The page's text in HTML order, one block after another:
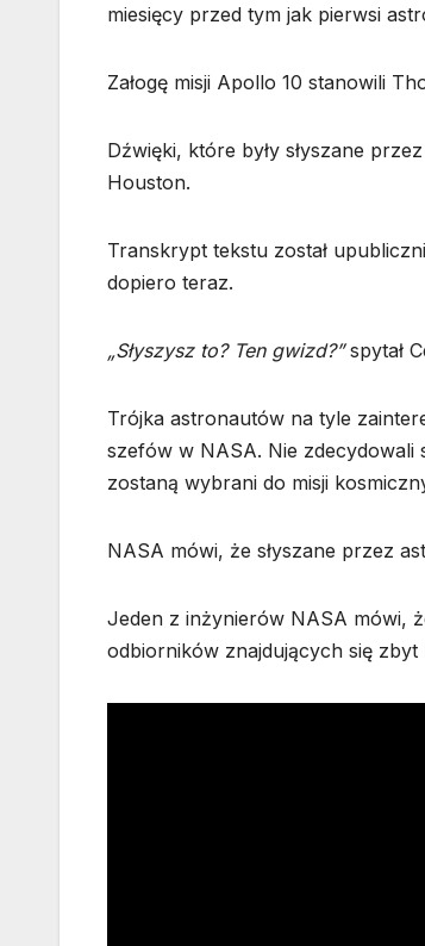
miesięcy przed tym jak pierwsi
Załogę misji Apollo 10 stanowili
Dźwięki, które były słyszane
Houston.
Transkrypt tekstu został
dopiero teraz.
„Słyszysz to? Ten gwizd?”spytał
Trójka astronautów na tyle
szefów w NASA. Nie zdecydowali
zostaną wybrani do misji
NASA mówi, że słyszane przez
Jeden z inżynierów NASA mówi,
odbiorników znajdujących się